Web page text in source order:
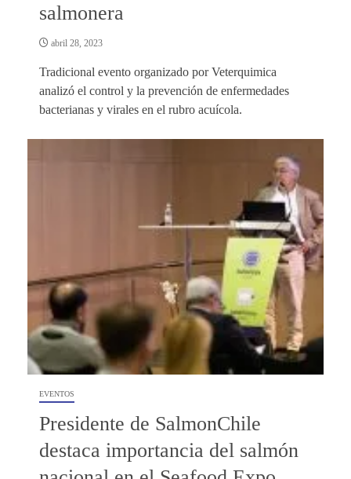
salmonera
abril 28, 2023
Tradicional evento organizado por Veterquimica
analizó el control y la prevención de enfermedades
bacterianas y virales en el rubro acuícola.
EVENTOS
Presidente de SalmonChile
destaca importancia del salmón